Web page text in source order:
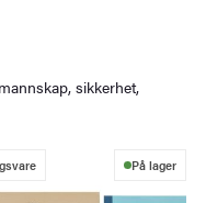
sikkerhet,
På lager